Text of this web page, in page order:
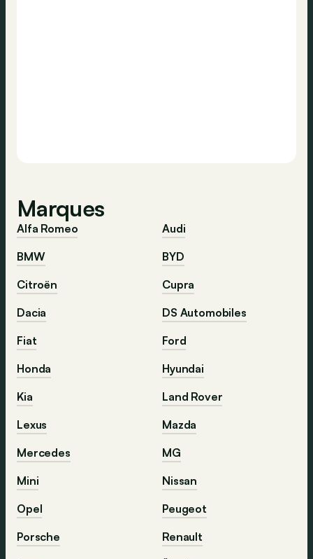
Marques
Alfa Romeo
Audi
BMW
BYD
Citroën
Cupra
Dacia
DS Automobiles
Fiat
Ford
Honda
Hyundai
Kia
Land Rover
Lexus
Mazda
Mercedes
MG
Mini
Nissan
Opel
Peugeot
Porsche
Renault